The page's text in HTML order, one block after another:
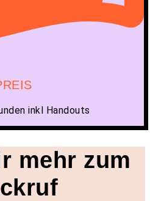
inkl Handouts
mehr zum